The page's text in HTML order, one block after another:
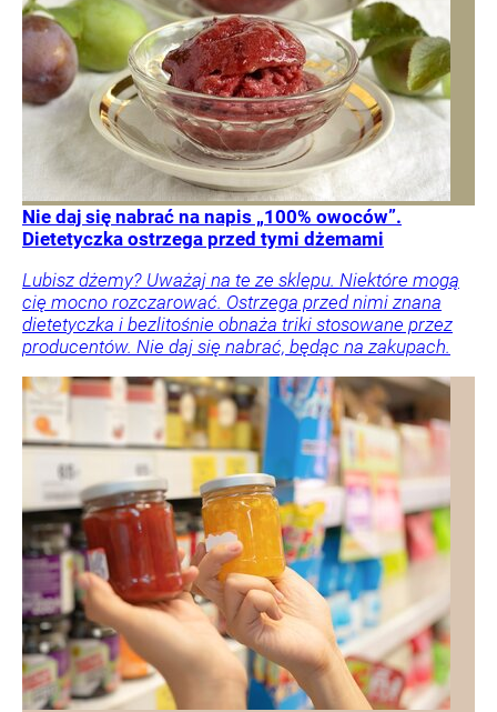
Nie daj się nabrać na napis „100% owoców”.
Dietetyczka ostrzega przed tymi dżemami
Lubisz dżemy? Uważaj na te ze sklepu. Niektóre mogą
cię mocno rozczarować. Ostrzega przed nimi znana
dietetyczka i bezlitośnie obnaża triki stosowane przez
producentów. Nie daj się nabrać, będąc na zakupach.